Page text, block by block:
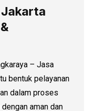
– Jasa
bentuk pelayanan
dalam proses
aman dan